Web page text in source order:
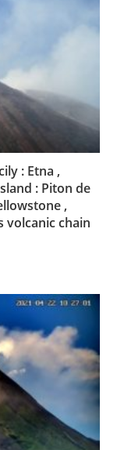
: Etna ,
: Piton de
,
volcanic chain